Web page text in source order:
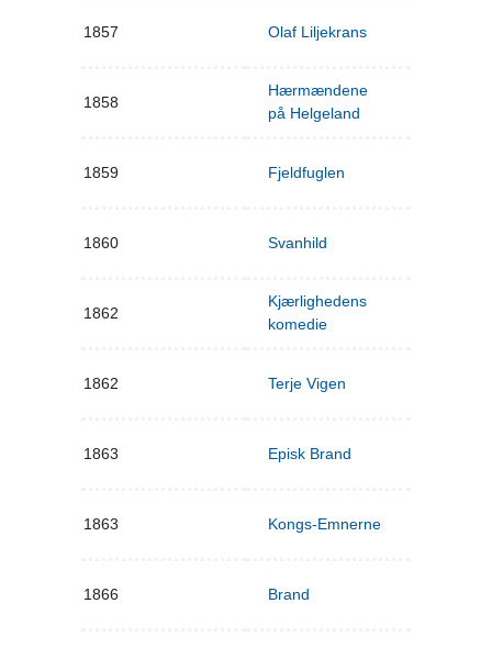
1857 Olaf Liljekrans
1858
Hærmændene
på Helgeland
1859 Fjeldfuglen
1860 Svanhild
1862
Kjærlighedens
komedie
1862 Terje Vigen
1863 Episk Brand
1863 Kongs-Emnerne
1866 Brand